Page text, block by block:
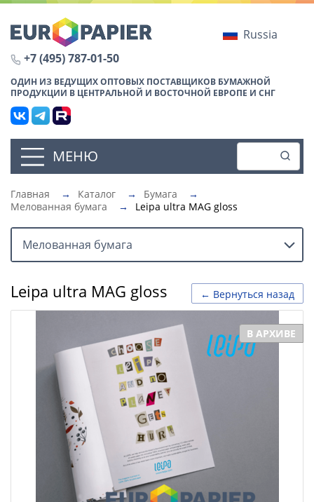
Russia
+7 (495) 787-01-50
ОДИН ИЗ ВЕДУЩИХ ОПТОВЫХ ПОСТАВЩИКОВ БУМАЖНОЙ
ПРОДУКЦИИ В ЦЕНТРАЛЬНОЙ И ВОСТОЧНОЙ ЕВРОПЕ И СНГ
МЕНЮ
Главная → Каталог → Бумага
→
Мелованная бумага
→ Leipa ultra MAG gloss
Мелованная бумага
← Вернуться назад
Leipa ultra MAG gloss
В АРХИВЕ